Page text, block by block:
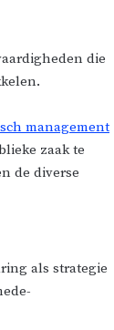
die
management
zaak te
de diverse
als strategie